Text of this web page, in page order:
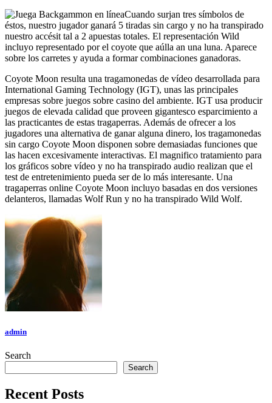
Cuando surjan tres símbolos de
éstos, nuestro jugador ganará 5 tiradas sin cargo y no ha transpirado
nuestro accésit tal a 2 apuestas totales. El representación Wild
incluyo representado por el coyote que aúlla an una luna. Aparece
sobre los carretes y ayuda a formar combinaciones ganadoras.
Coyote Moon resulta una tragamonedas de vídeo desarrollada para
International Gaming Technology (IGT), unas las principales
empresas sobre juegos sobre casino del ambiente. IGT usa producir
juegos de elevada calidad que proveen gigantesco esparcimiento a
las practicantes de estas tragaperras. Además de ofrecer a los
jugadores una alternativa de ganar alguna dinero, los tragamonedas
sin cargo Coyote Moon disponen sobre demasiadas funciones que
las hacen excesivamente interactivas. El magnifico tratamiento para
los gráficos sobre vídeo y no ha transpirado audio realizan que el
test de entretenimiento pueda ser de lo más interesante. Una
tragaperras online Coyote Moon incluyo basadas en dos versiones
delanteros, llamadas Wolf Run y no ha transpirado Wild Wolf.
admin
Search
Search
Recent Posts